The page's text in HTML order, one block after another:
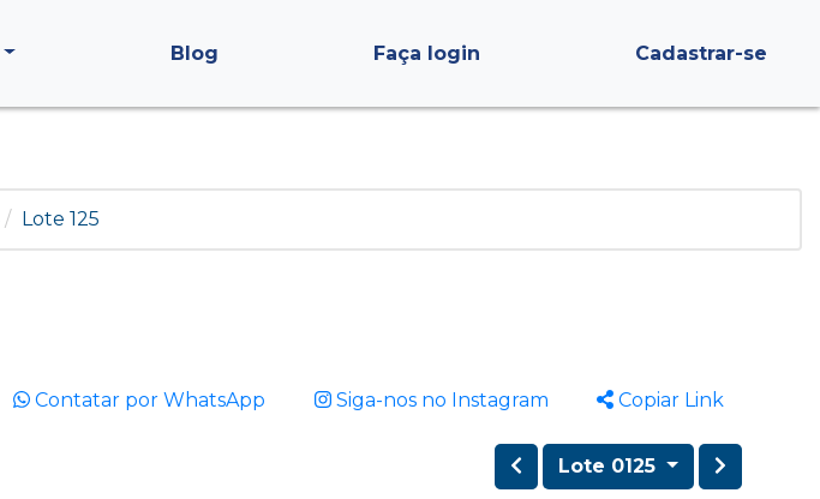
Blog Faça login Cadastrar-se
Lote 125
Contatar por WhatsApp Siga-nos no Instagram Copiar Link
Lote 0125